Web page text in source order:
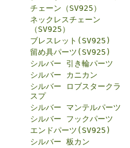
チェーン（SV925）
ネックレスチェーン
（SV925）
ブレスレット(SV925)
留め具パーツ(SV925)
シルバー 引き輪パーツ
シルバー カニカン
シルバー ロブスタークラ
スプ
シルバー マンテルパーツ
シルバー フックパーツ
エンドパーツ(SV925)
シルバー 板カン